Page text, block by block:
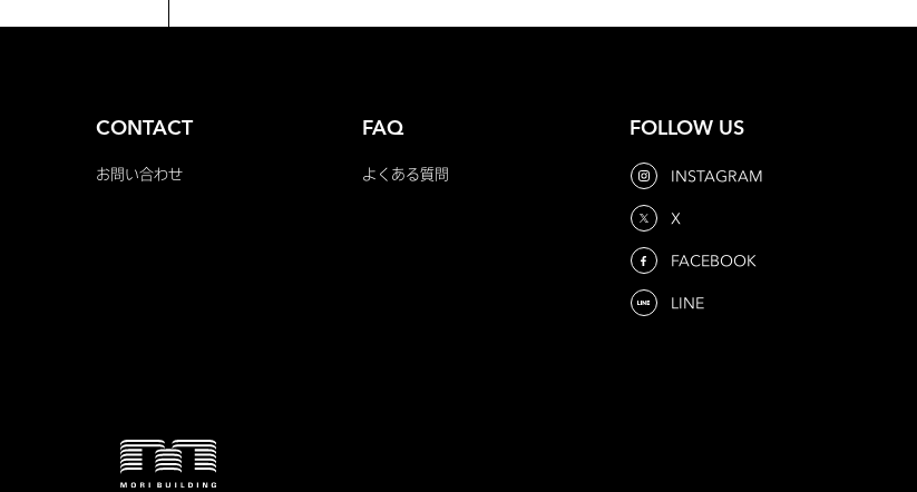
CONTACT
お問い合わせ
FAQ
よくある質問
FOLLOW US
INSTAGRAM
X
FACEBOOK
LINE